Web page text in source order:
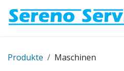
Produkte Maschinen